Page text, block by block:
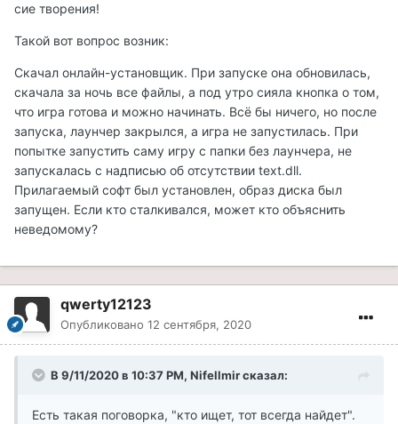
сие творения!
Такой вот вопрос возник:
Скачал онлайн-установщик. При запуске она обновилась,
скачала за ночь все файлы, а под утро сияла кнопка о том,
что игра готова и можно начинать. Всё бы ничего, но после
запуска, лаунчер закрылся, а игра не запустилась. При
попытке запустить саму игру с папки без лаунчера, не
запускалась с надписью об отсутствии text.dll.
Прилагаемый софт был установлен, образ диска был
запущен. Если кто сталкивался, может кто объяснить
неведомому?
qwerty12123
Опубликовано 12 сентября, 2020
В 9/11/2020 в 10:37 PM, Nifellmir сказал:
Есть такая поговорка, "кто ищет, тот всегда найдет".